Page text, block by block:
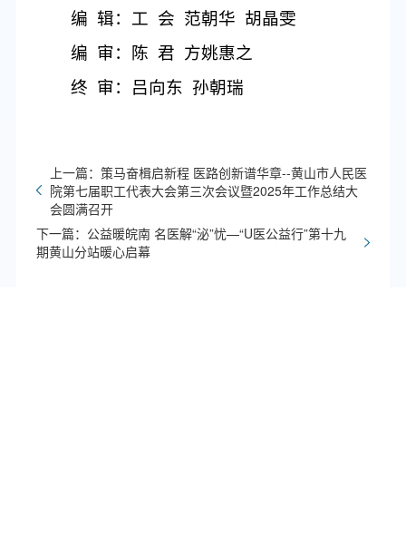
编 辑： 工 会 范朝华 胡晶雯
编 审：陈 君 方姚惠之
终 审：吕向东 孙朝瑞
上一篇：策马奋楫启新程 医路创新谱华章--黄山市人民医
院第七届职工代表大会第三次会议暨2025年工作总结大
会圆满召开
下一篇：公益暖皖南 名医解“泌”忧—“U医公益行”第十九
期黄山分站暖心启幕